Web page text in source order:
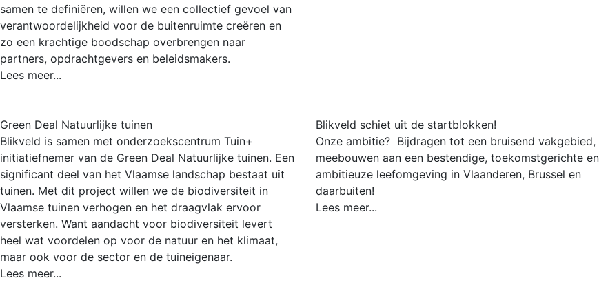
samen te definiëren, willen we een collectief gevoel van
verantwoordelijkheid voor de buitenruimte creëren en
zo een krachtige boodschap overbrengen naar
partners, opdrachtgevers en beleidsmakers.
Lees meer...
Green Deal Natuurlijke tuinen
Blikveld is samen met onderzoekscentrum Tuin+
initiatiefnemer van de Green Deal Natuurlijke tuinen. Een
significant deel van het Vlaamse landschap bestaat uit
tuinen. Met dit project willen we de biodiversiteit in
Vlaamse tuinen verhogen en het draagvlak ervoor
versterken. Want aandacht voor biodiversiteit levert
heel wat voordelen op voor de natuur en het klimaat,
maar ook voor de sector en de tuineigenaar.
Lees meer...
Blikveld schiet uit de startblokken!
Onze ambitie? Bijdragen tot een bruisend vakgebied,
meebouwen aan een bestendige, toekomstgerichte en
ambitieuze leefomgeving in Vlaanderen, Brussel en
daarbuiten!
Lees meer...